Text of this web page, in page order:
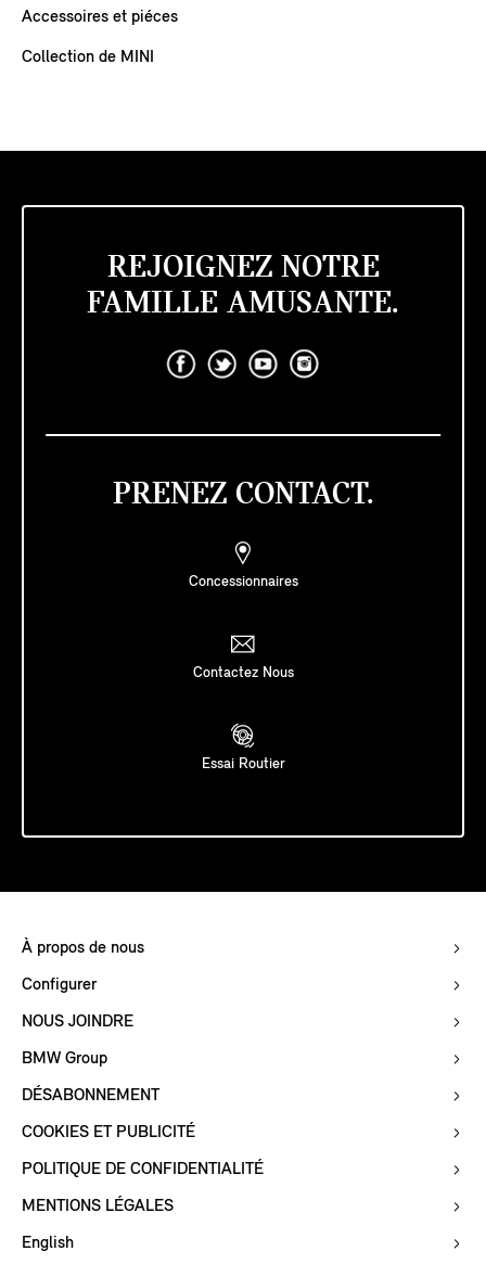
Accessoires et piéces
Collection de MINI
REJOIGNEZ NOTRE
FAMILLE AMUSANTE.
PRENEZ CONTACT.
Concessionnaires
Contactez Nous
Essai Routier
À propos de nous
Configurer
NOUS JOINDRE
BMW Group
DÉSABONNEMENT
COOKIES ET PUBLICITÉ
POLITIQUE DE CONFIDENTIALITÉ
MENTIONS LÉGALES
English